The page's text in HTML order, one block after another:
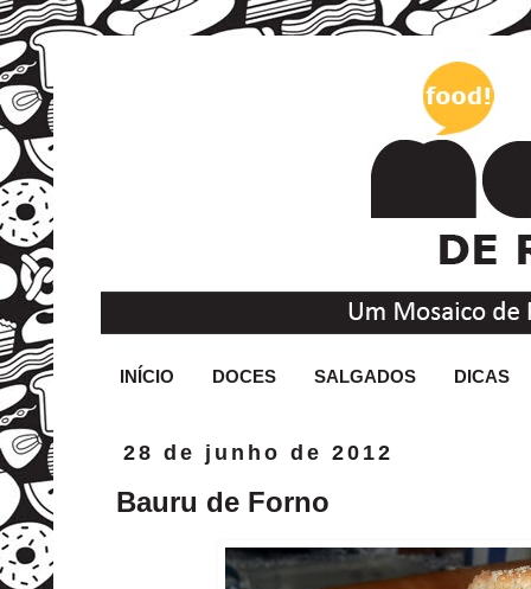
INÍCIO DOCES SALGADOS DICAS
28 de junho de 2012
Bauru de Forno